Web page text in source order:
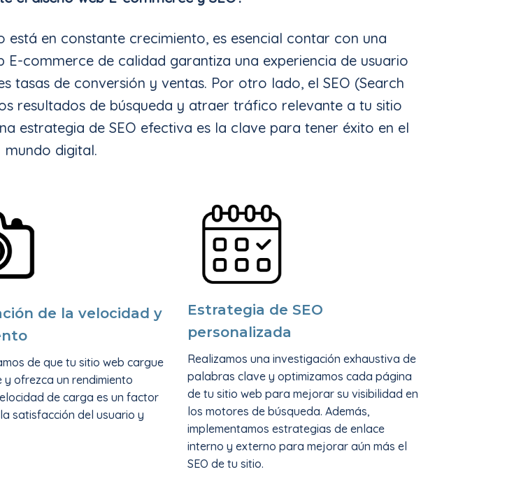
en constante crecimiento, es esencial contar con una
E-commerce de calidad garantiza una experiencia de usuario
tasas de conversión y ventas. Por otro lado, el SEO (Search
resultados de búsqueda y atraer tráfico relevante a tu sitio
estrategia de SEO efectiva es la clave para tener éxito en el
mundo digital.
de la velocidad y
de que tu sitio web cargue
y ofrezca un rendimiento
de carga es un factor
satisfacción del usuario y
Estrategia de SEO
personalizada
Realizamos una investigación exhaustiva de
palabras clave y optimizamos cada página
de tu sitio web para mejorar su visibilidad en
los motores de búsqueda. Además,
implementamos estrategias de enlace
interno y externo para mejorar aún más el
SEO de tu sitio.